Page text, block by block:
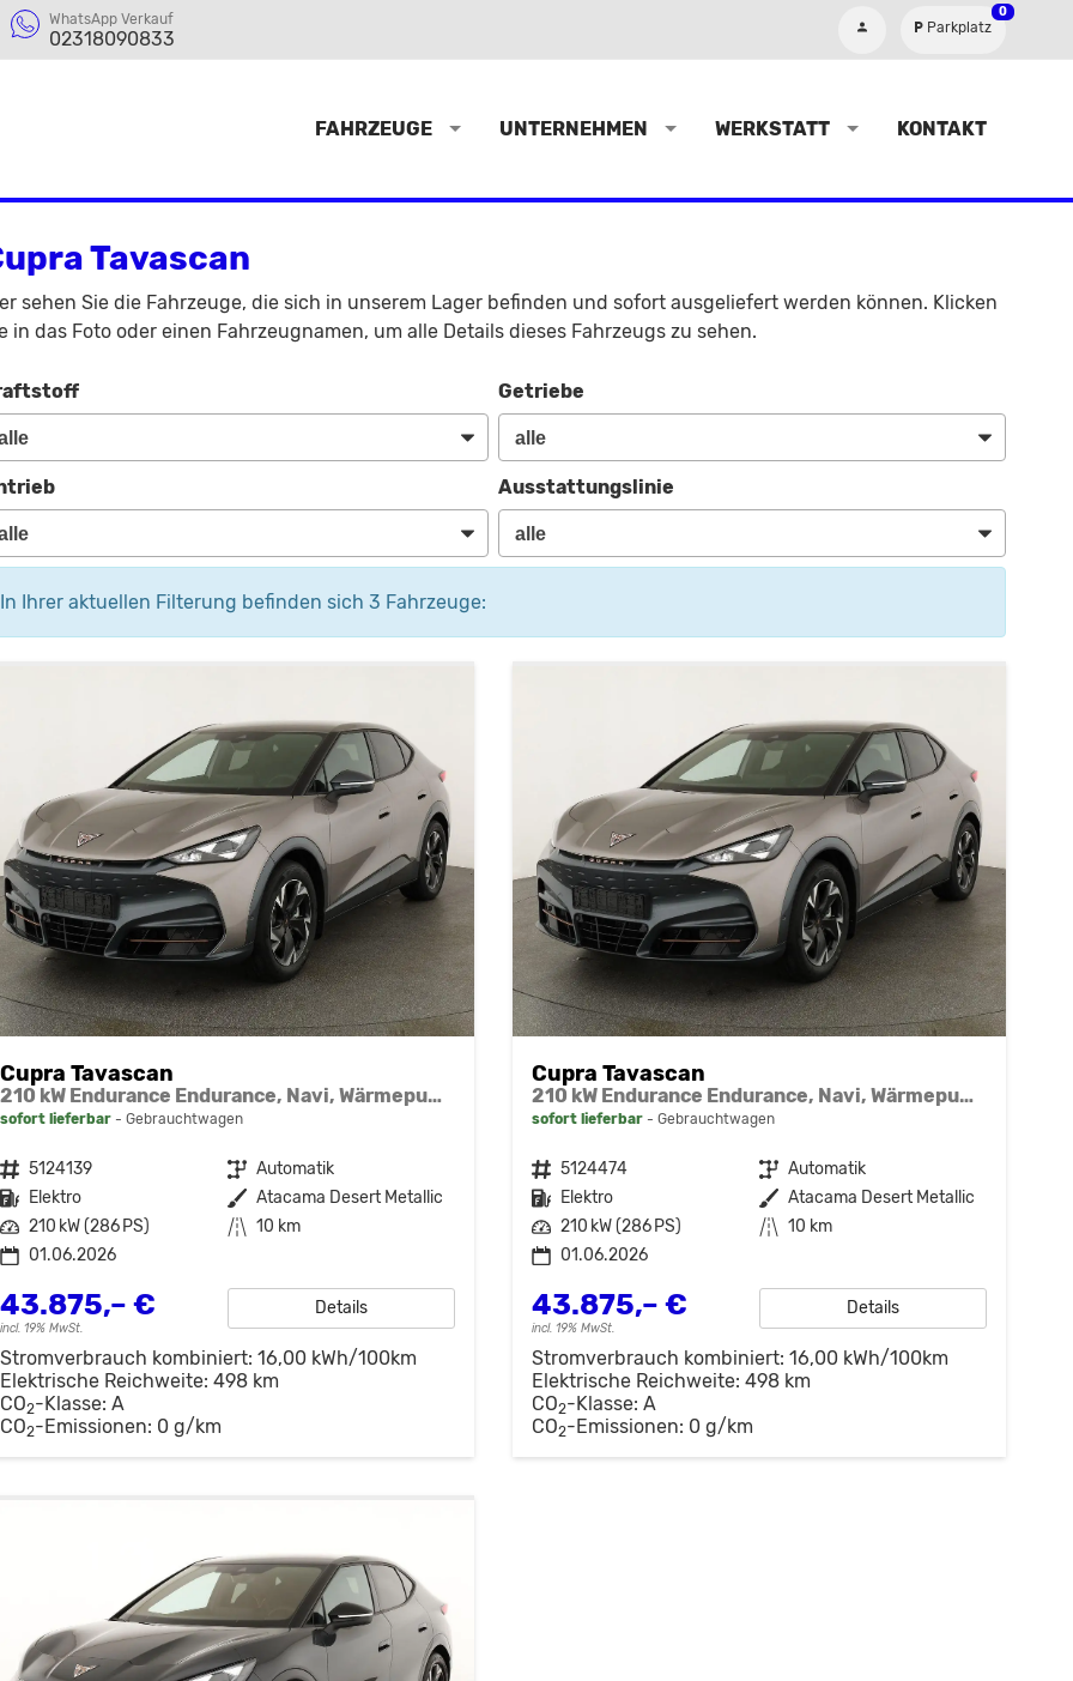
WhatsApp Verkauf
02318090833
Parkplatz
0
FAHRZEUGE UNTERNEHMEN WERKSTATT KONTAKT
Tavascan
sehen Sie die Fahrzeuge, die sich in unserem Lager befinden und sofort ausgeliefert werden können. Klicken
in das Foto oder einen Fahrzeugnamen, um alle Details dieses Fahrzeugs zu sehen.
Getriebe
Ausstattungslinie
In Ihrer aktuellen Filterung befinden sich 3 Fahrzeuge:
Cupra Tavascan
210 kW Endurance Endurance, Navi, Wärmepumpe, Kamera, el. Klappe, 19-Zoll, 3 J.-Garantie
sofort lieferbar Gebrauchtwagen
Fahrzeugnr. 5124139 Getriebe Automatik
Kraftstoff Elektro Außenfarbe Atacama Desert Metallic
Leistung 210 kW (286 PS) Kilometerstand 10 km
01.06.2026
43.875,– €
incl. 19% MwSt.
Details
Stromverbrauch kombiniert: 16,00 kWh/100km
Elektrische Reichweite: 498 km
CO2-Klasse: A
CO2-Emissionen: 0 g/km
Cupra Tavascan
210 kW Endurance Endurance, Navi, Wärmepumpe, Kamera, el. Klappe, 19-Zoll, 3 J.-Garantie
sofort lieferbar Gebrauchtwagen
Fahrzeugnr. 5124474 Getriebe Automatik
Kraftstoff Elektro Außenfarbe Atacama Desert Metallic
Leistung 210 kW (286 PS) Kilometerstand 10 km
01.06.2026
43.875,– €
incl. 19% MwSt.
Details
Stromverbrauch kombiniert: 16,00 kWh/100km
Elektrische Reichweite: 498 km
CO2-Klasse: A
CO2-Emissionen: 0 g/km